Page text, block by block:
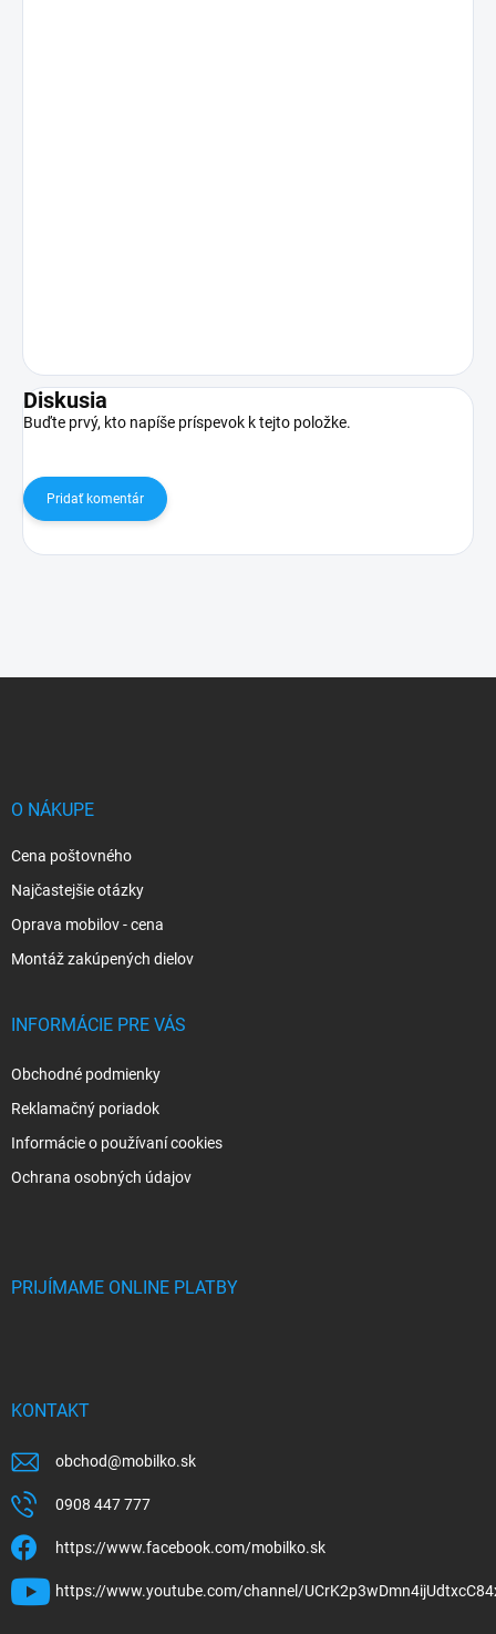
Diskusia
Buďte prvý, kto napíše príspevok k tejto položke.
Pridať komentár
O NÁKUPE
Cena poštovného
Najčastejšie otázky
Oprava mobilov - cena
Montáž zakúpených dielov
INFORMÁCIE PRE VÁS
Obchodné podmienky
Reklamačný poriadok
Informácie o používaní cookies
Ochrana osobných údajov
PRIJÍMAME ONLINE PLATBY
KONTAKT
obchod@mobilko.sk
0908 447 777
https://www.facebook.com/mobilko.sk
https://www.youtube.com/channel/